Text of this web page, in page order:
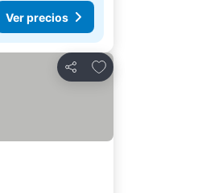
Ver precios
Compartir
Agregar a favoritos